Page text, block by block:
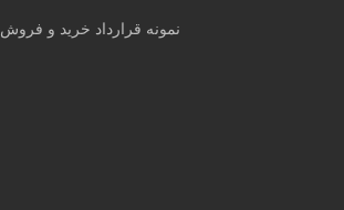
نمونه قرارداد خرید و فروش